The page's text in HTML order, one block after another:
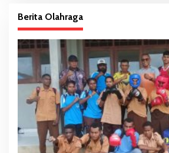
Berita Olahraga